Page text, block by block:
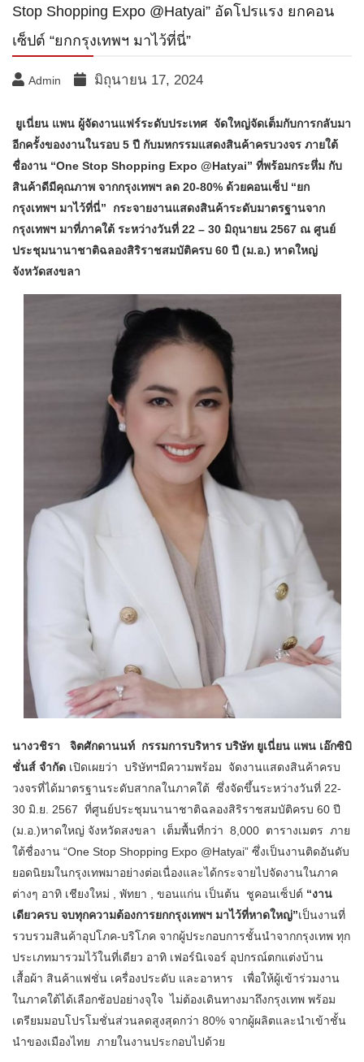
Stop Shopping Expo @Hatyai” อัดโปรแรง ยกคอน
เซ็ปต์ “ยกกรุงเทพฯ มาไว้ที่นี่”
Admin มิถุนายน 17, 2024
ยูเนี่ยน แพน ผู้จัดงานแฟร์ระดับประเทศ จัดใหญ่จัดเต็มกับการกลับมา
อีกครั้งของงานในรอบ 5 ปี กับมหกรรมแสดงสินค้าครบวงจร ภายใต้
ชื่องาน “One Stop Shopping Expo @Hatyai” ที่พร้อมกระหึ่ม กับ
สินค้าดีมีคุณภาพ จากกรุงเทพฯ ลด 20-80% ด้วยคอนเซ็ป “ยก
กรุงเทพฯ มาไว้ที่นี่”
กระจายงานแสดงสินค้าระดับมาตรฐานจาก
กรุงเทพฯ มาที่ภาคใต้ ระหว่างวันที่ 22 – 30 มิถุนายน 2567 ณ ศูนย์
ประชุมนานาชาติฉลองสิริราชสมบัติครบ 60 ปี (ม.อ.) หาดใหญ่
จังหวัดสงขลา
นางวชิรา จิตศักดานนท์ กรรมการบริหาร บริษัท ยูเนี่ยน แพน เอ๊กซิบิ
ชั่นส์ จำกัด เปิดเผยว่า บริษัทฯมีความพร้อม จัดงานแสดงสินค้าครบ
วงจรที่ได้มาตรฐานระดับสากลในภาคใต้ ซึ่งจัดขึ้นระหว่างวันที่ 22-
30 มิ.ย. 2567 ที่ศูนย์ประชุมนานาชาติฉลองสิริราชสมบัติครบ 60 ปี
(ม.อ.)หาดใหญ่ จังหวัดสงขลา เต็มพื้นที่กว่า 8,000 ตารางเมตร ภาย
ใต้ชื่องาน “One Stop Shopping Expo @Hatyai” ซึ่งเป็นงานติดอันดับ
ยอดนิยมในกรุงเทพมาอย่างต่อเนื่องและได้กระจายไปจัดงานในภาค
ต่างๆ อาทิ เชียงใหม่ , พัทยา , ขอนแก่น เป็นต้น ชูคอนเซ็ปต์ “งาน
เดียวครบ จบทุกความต้องการยกกรุงเทพฯ มาไว้ที่หาดใหญ่”เป็นงานที่
รวบรวมสินค้าอุปโภค-บริโภค จากผู้ประกอบการชั้นนำจากกรุงเทพ ทุก
ประเภทมารวมไว้ในที่เดียว อาทิ เฟอร์นิเจอร์ อุปกรณ์ตกแต่งบ้าน
เสื้อผ้า สินค้าแฟชั่น เครื่องประดับ และอาหาร เพื่อให้ผู้เข้าร่วมงาน
ในภาคใต้ได้เลือกช้อปอย่างจุใจ ไม่ต้องเดินทางมาถึงกรุงเทพ พร้อม
เตรียมมอบโปรโมชั่นส่วนลดสูงสุดกว่า 80% จากผู้ผลิตและนำเข้าชั้น
นำของเมืองไทย ภายในงานประกอบไปด้วย